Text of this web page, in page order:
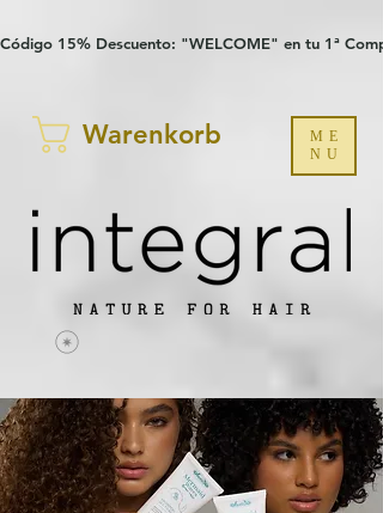
Código 15% Descuento: "WELCOME" en tu 1ª
Warenkorb
ME
NU